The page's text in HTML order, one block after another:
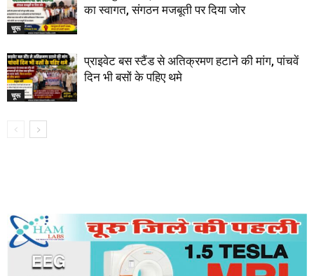
चूरू
का स्वागत, संगठन मजबूती पर दिया जोर
चूरू
प्राइवेट बस स्टैंड से अतिक्रमण हटाने की मांग, पांचवें
दिन भी बसों के पहिए थमे